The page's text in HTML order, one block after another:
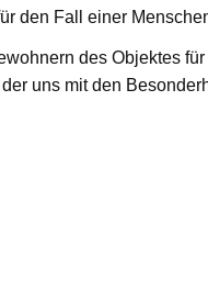
den Fall einer
des Objektes
uns mit den